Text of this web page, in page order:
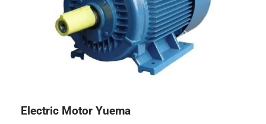
Electric Motor Yuema